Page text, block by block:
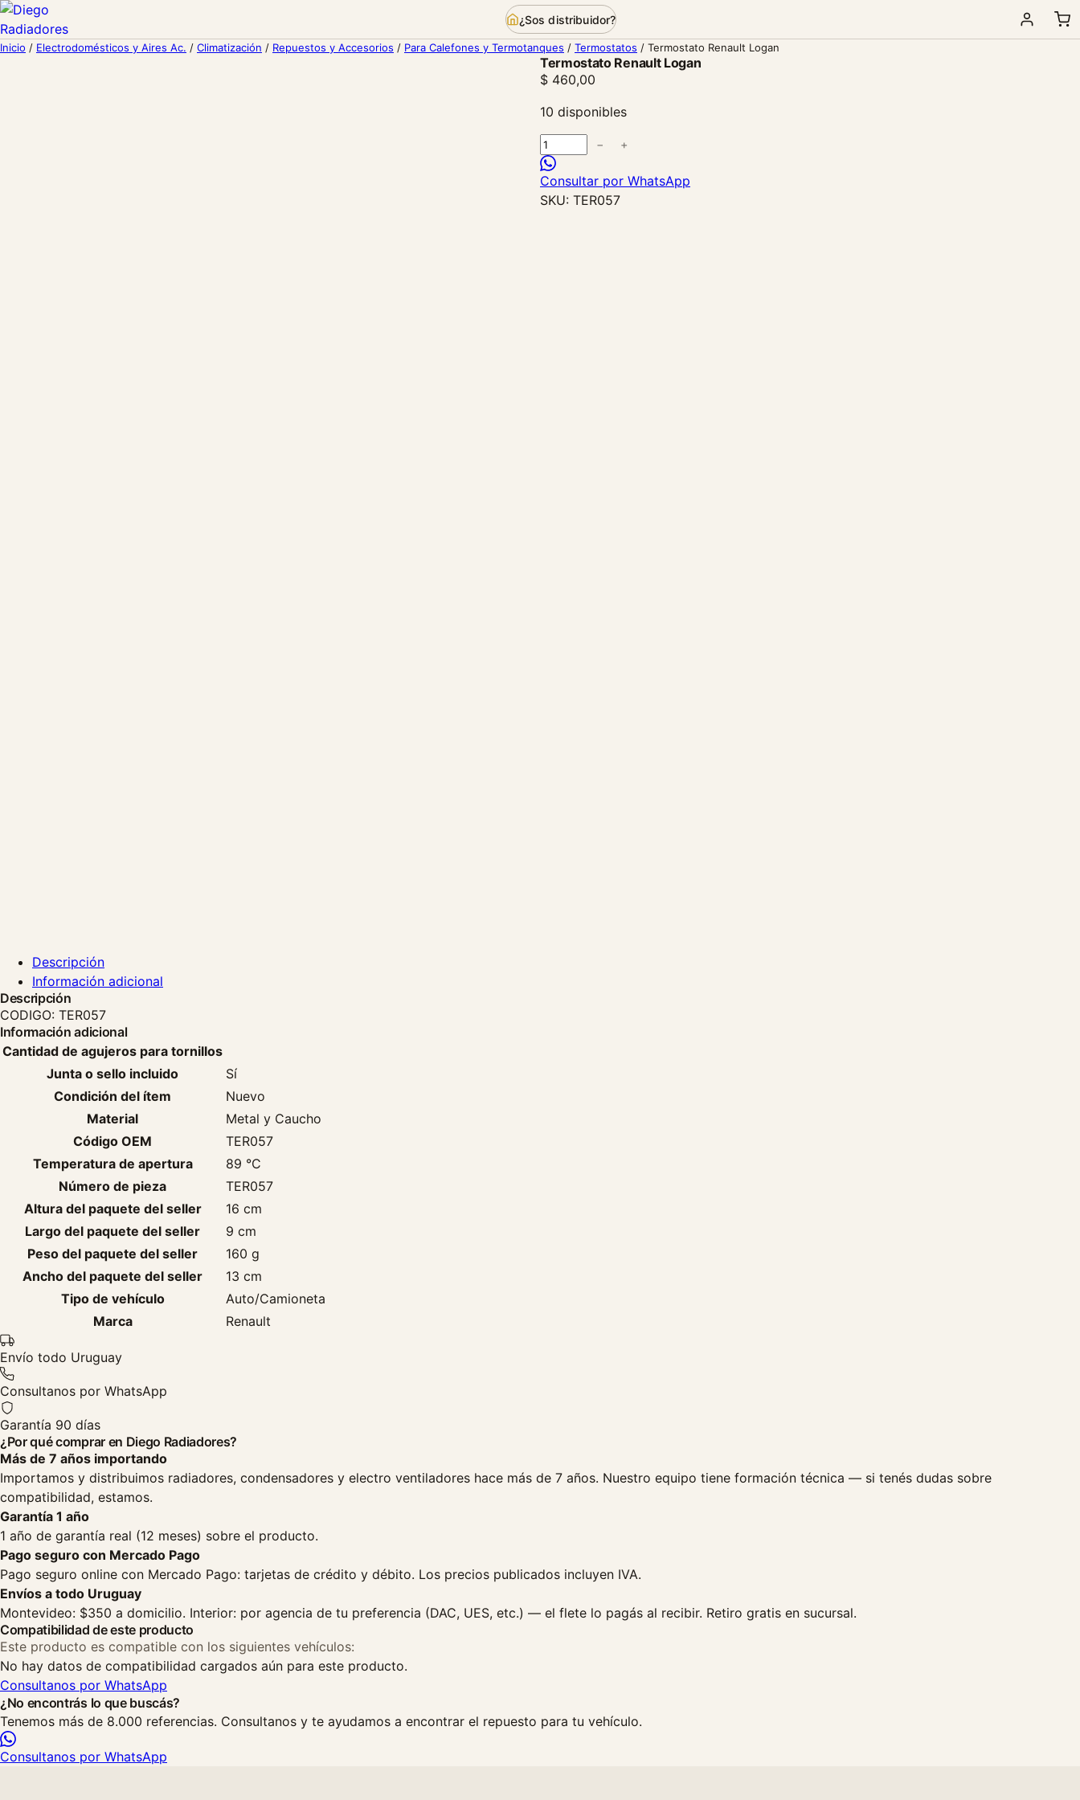
¿Sos distribuidor?
Inicio / Electrodomésticos y Aires Ac. / Climatización / Repuestos y Accesorios / Para Calefones y Termotanques / Termostatos / Termostato Renault Logan
Termostato Renault Logan
$ 460,00
10 disponibles
T
e
r
m
− +
Consultar por WhatsApp
SKU: TER057
Descripción
Información adicional
Descripción
CODIGO: TER057
Información adicional
Cantidad de agujeros para tornillos
Junta o sello incluido
Sí
Condición del ítem
Nuevo
Material
Metal y Caucho
Código OEM
TER057
Temperatura de apertura
89 °C
Número de pieza
TER057
Altura del paquete del seller
16 cm
Largo del paquete del seller
9 cm
Peso del paquete del seller
160 g
Ancho del paquete del seller
13 cm
Tipo de vehículo
Auto/Camioneta
Marca
Renault
Envío todo Uruguay
Consultanos por WhatsApp
Garantía 90 días
¿Por qué comprar en Diego Radiadores?
Más de 7 años importando
Importamos y distribuimos radiadores, condensadores y electro ventiladores hace más de 7 años. Nuestro equipo tiene formación técnica — si tenés dudas sobre
compatibilidad, estamos.
Garantía 1 año
1 año de garantía real (12 meses) sobre el producto.
Pago seguro con Mercado Pago
Pago seguro online con Mercado Pago: tarjetas de crédito y débito. Los precios publicados incluyen IVA.
Envíos a todo Uruguay
Montevideo: $350 a domicilio. Interior: por agencia de tu preferencia (DAC, UES, etc.) — el flete lo pagás al recibir. Retiro gratis en sucursal.
Compatibilidad de este producto
Este producto es compatible con los siguientes vehículos:
No hay datos de compatibilidad cargados aún para este producto.
Consultanos por WhatsApp
¿No encontrás lo que buscás?
Tenemos más de 8.000 referencias. Consultanos y te ayudamos a encontrar el repuesto para tu vehículo.
Consultanos por WhatsApp